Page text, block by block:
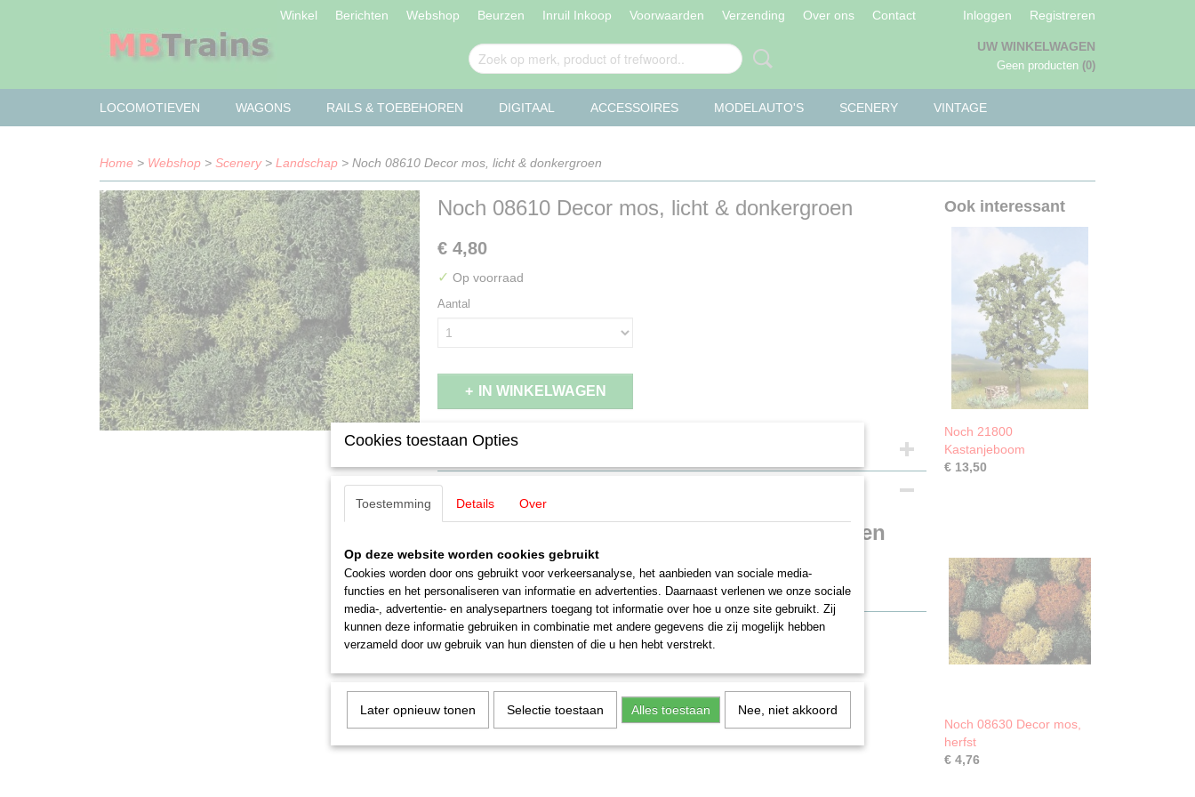
Winkel Berichten Webshop Beurzen Inruil Inkoop Voorwaarden Verzending Over ons Contact Inloggen Registreren
UW WINKELWAGEN
Geen producten (0)
LOCOMOTIEVEN WAGONS RAILS & TOEBEHOREN DIGITAAL ACCESSOIRES MODELAUTO'S SCENERY VINTAGE
Home > Webshop > Scenery> Landschap > Noch 08610 Decor mos, licht & donkergroen
Noch 08610 Decor mos, licht & donkergroen
€ 4,80
✓ Op voorraad
Aantal
IN WINKELWAGEN
Specificaties
Productcode leverancier
Omschrijving
Noch 08610 Decor mos, licht & donkergroen
Vegetatie Zak, 35 g G,1,0,H0,H0M,H0E,TT,N,Z
Ook interessant
Noch 21800
Kastanjeboom
€ 13,50
Noch 08630 Decor mos,
herfst
€ 4,76
Cookies toestaan Opties
Toestemming Details Over
Op deze website worden cookies gebruikt
Cookies worden door ons gebruikt voor verkeersanalyse, het aanbieden van sociale media-
functies en het personaliseren van informatie en advertenties. Daarnaast verlenen we onze sociale
media-, advertentie- en analysepartners toegang tot informatie over hoe u onze site gebruikt. Zij
kunnen deze informatie gebruiken in combinatie met andere gegevens die zij mogelijk hebben
verzameld door uw gebruik van hun diensten of die u hen hebt verstrekt.
Later opnieuw tonen Selectie toestaan Alles toestaan Nee, niet akkoord